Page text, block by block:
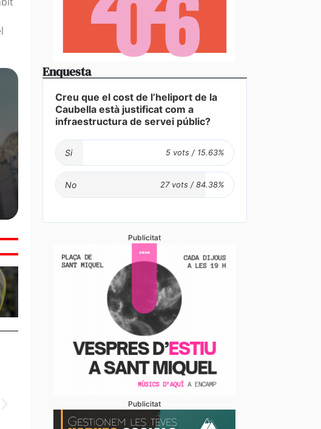
Enquesta
Creu que el cost de l’heliport de la
Caubella està justificat com a
infraestructura de servei públic?
Si
No
Publicitat
Publicitat